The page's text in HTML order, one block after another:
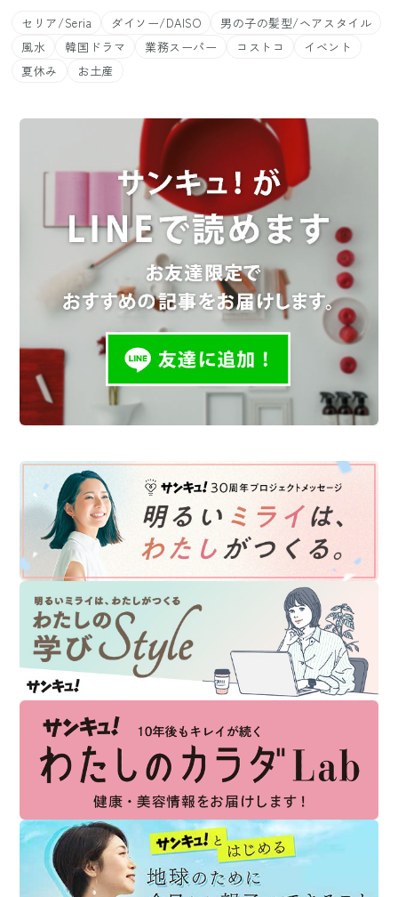
セリア/Seria ダイソー/DAISO
男の子の髪型/ヘアスタイル
風水
韓国ドラマ 業務スーパー コストコ
イベント
夏休み
お土産